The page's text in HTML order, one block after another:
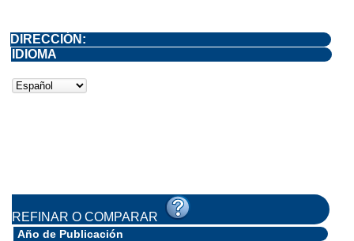
DIRECCIÓN:
IDIOMA
REFINAR O COMPARAR
Año de Publicación